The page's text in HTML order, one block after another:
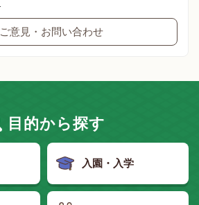
ご意見・お問い合わせ
目的から探す
入園・入学